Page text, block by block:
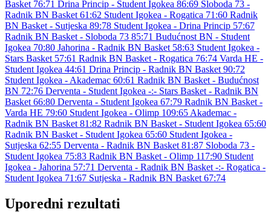
Basket 76:71 Drina Princip - Student Igokea 86:69 Sloboda 73 -
Radnik BN Basket 61:62 Student Igokea - Rogatica 71:60 Radnik
BN Basket - Sutjeska 89:78 Student Igokea - Drina Princip 57:67
Radnik BN Basket - Sloboda 73 85:71 Budućnost BN - Student
Igokea 70:80 Jahorina - Radnik BN Basket 58:63 Student Igokea -
Stars Basket 57:61 Radnik BN Basket - Rogatica 76:74 Varda HE -
Student Igokea 44:61 Drina Princip - Radnik BN Basket 90:72
Student Igokea - Akademac 60:61 Radnik BN Basket - Budućnost
BN 72:76 Derventa - Student Igokea -:- Stars Basket - Radnik BN
Basket 66:80 Derventa - Student Igokea 67:79 Radnik BN Basket -
Varda HE 79:60 Student Igokea - Olimp 109:65 Akademac -
Radnik BN Basket 81:82 Radnik BN Basket - Student Igokea 65:60
Radnik BN Basket - Student Igokea 65:60 Student Igokea -
Sutjeska 62:55 Derventa - Radnik BN Basket 81:87 Sloboda 73 -
Student Igokea 75:83 Radnik BN Basket - Olimp 117:90 Student
Igokea - Jahorina 57:71 Derventa - Radnik BN Basket -:- Rogatica -
Student Igokea 71:67 Sutjeska - Radnik BN Basket 67:74
Uporedni rezultati